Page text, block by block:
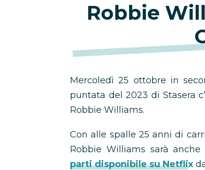
Robbie
Mercoledì 25 ottobre in
puntata del 2023 di Stasera
Robbie Williams.
Con alle spalle 25 anni di
Robbie Williams sarà anche
parti disponibile su Netflix